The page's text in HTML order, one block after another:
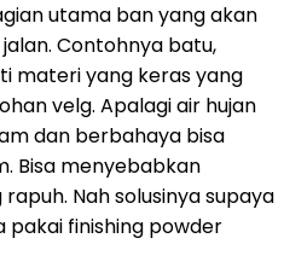
utama ban yang akan
Contohnya batu,
materi yang keras yang
velg. Apalagi air hujan
dan berbahaya bisa
Bisa menyebabkan
Nah solusinya supaya
pakai finishing powder